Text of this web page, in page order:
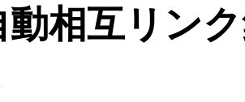
動相互リン